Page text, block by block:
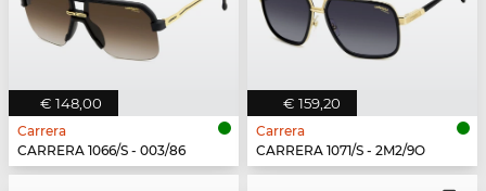
€ 148,00
Carrera
CARRERA 1066/S - 003/86
€ 159,20
Carrera
CARRERA 1071/S - 2M2/9O